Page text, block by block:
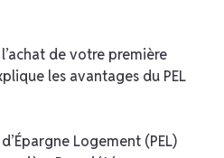
de votre première
les avantages du PEL
Logement (PEL)